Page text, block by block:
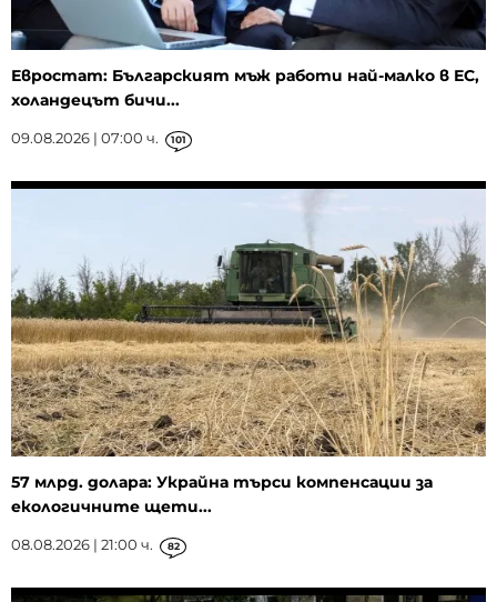
Евростат: Българският мъж работи най-малко в ЕС,
холандецът бичи...
09.08.2026 | 07:00 ч. 101
57 млрд. долара: Украйна търси компенсации за
екологичните щети...
08.08.2026 | 21:00 ч. 82